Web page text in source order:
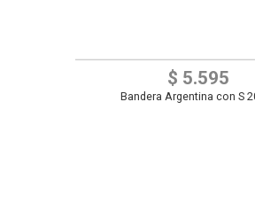
$ 5.595
Bandera Argentina con S